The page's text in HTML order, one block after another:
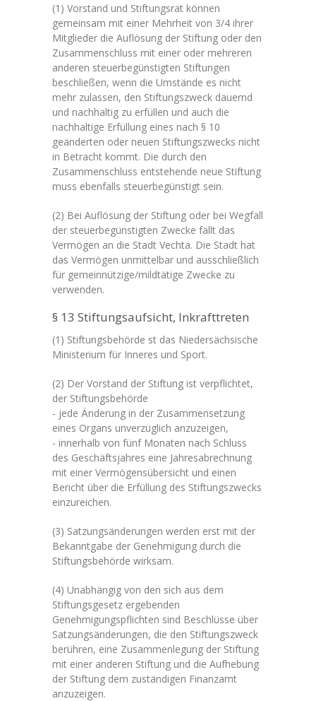
(1) Vorstand und Stiftungsrat können
gemeinsam mit einer Mehrheit von 3/4 ihrer
Mitglieder die Auflösung der Stiftung oder den
Zusammenschluss mit einer oder mehreren
anderen steuerbegünstigten Stiftungen
beschließen, wenn die Umstände es nicht
mehr zulassen, den Stiftungszweck dauernd
und nachhaltig zu erfüllen und auch die
nachhaltige Erfüllung eines nach § 10
geänderten oder neuen Stiftungszwecks nicht
in Betracht kommt. Die durch den
Zusammenschluss entstehende neue Stiftung
muss ebenfalls steuerbegünstigt sein.
(2) Bei Auflösung der Stiftung oder bei Wegfall
der steuerbegünstigten Zwecke fällt das
Vermögen an die Stadt Vechta. Die Stadt hat
das Vermögen unmittelbar und ausschließlich
für gemeinnützige/mildtätige Zwecke zu
verwenden.
§ 13 Stiftungsaufsicht, Inkrafttreten
(1) Stiftungsbehörde st das Niedersächsische
Ministerium für Inneres und Sport.
(2) Der Vorstand der Stiftung ist verpflichtet,
der Stiftungsbehörde
- jede Änderung in der Zusammensetzung
eines Organs unverzüglich anzuzeigen,
- innerhalb von fünf Monaten nach Schluss
des Geschäftsjahres eine Jahresabrechnung
mit einer Vermögensübersicht und einen
Bericht über die Erfüllung des Stiftungszwecks
einzureichen.
(3) Satzungsänderungen werden erst mit der
Bekanntgabe der Genehmigung durch die
Stiftungsbehörde wirksam.
(4) Unabhängig von den sich aus dem
Stiftungsgesetz ergebenden
Genehmigungspflichten sind Beschlüsse über
Satzungsänderungen, die den Stiftungszweck
berühren, eine Zusammenlegung der Stiftung
mit einer anderen Stiftung und die Aufhebung
der Stiftung dem zuständigen Finanzamt
anzuzeigen.